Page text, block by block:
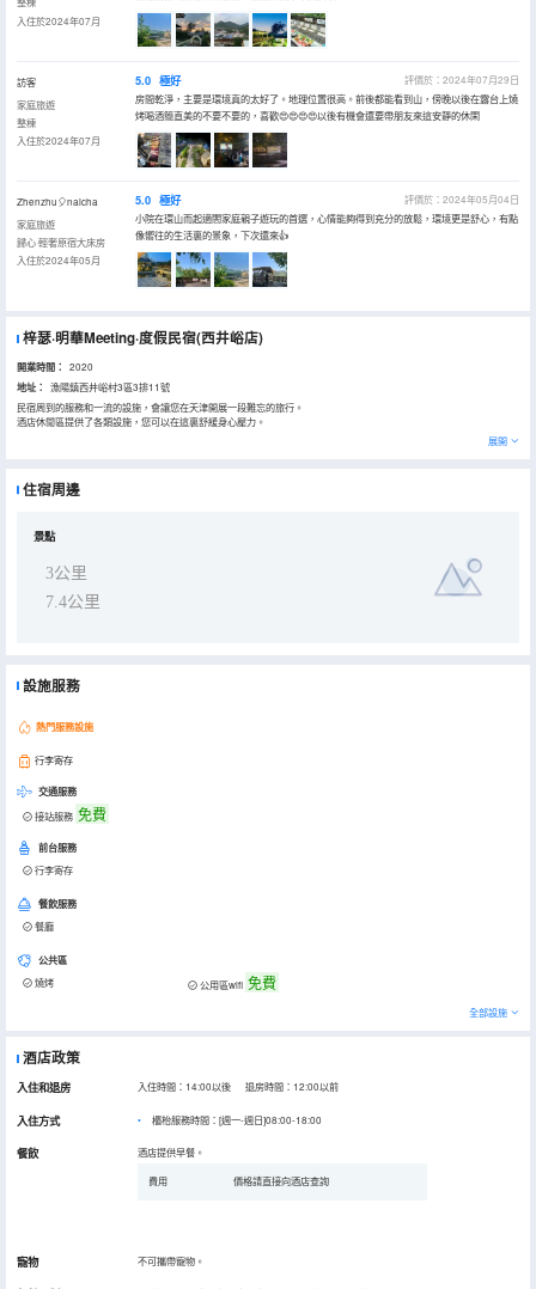
入住於2024年07月
訪客
家庭旅遊
整棟
入住於2024年07月
5.0 極好
評價於：2024年07月29日
房間乾淨，主要是環境真的太好了。地理位置很高。前後都能看到山，傍晚以後在露台上燒
烤喝酒簡直美的不要不要的，喜歡😍😍😍😍以後有機會還要帶朋友來這安靜的休閑
Zhenzhu🎈naicha
家庭旅遊
歸心·輕奢原宿大床房
入住於2024年05月
5.0 極好
評價於：2024年05月04日
小院在環山而起適閤家庭親子遊玩的首選，心情能夠得到充分的放鬆，環境更是舒心，有點
像嚮往的生活裏的景象，下次還來👍
梓瑟·明華Meeting·度假民宿(西井峪店)
開業時間： 2020
地址：
漁陽鎮西井峪村3區3排11號
民宿周到的服務和一流的設施，會讓您在天津開展一段難忘的旅行。
酒店休閒區提供了各類設施，您可以在這裏舒緩身心壓力。
展開
住宿周邊
景點
3公里
7.4公里
設施服務
熱門服務設施
行李寄存
交通服務
接站服務 免費
前台服務
行李寄存
餐飲服務
餐廳
公共區
燒烤 公用區wifi 免費
全部設施
酒店政策
入住和退房 入住時間：14:00以後 退房時間：12:00以前
入住方式 櫃枱服務時間：[週一-週日]08:00-18:00
餐飲 酒店提供早餐。
費用 價格請直接向酒店查詢
寵物 不可攜帶寵物。